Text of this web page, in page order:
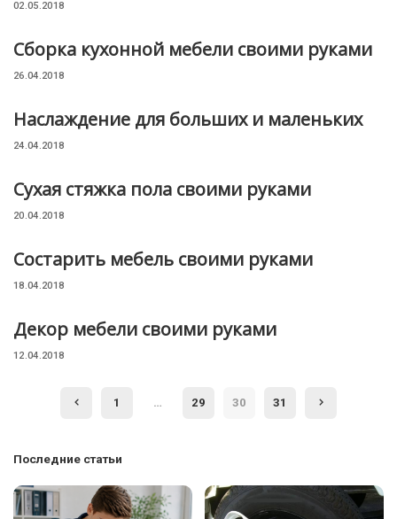
02.05.2018
Cборка кухонной мебели своими руками
26.04.2018
Наслаждение для больших и маленьких
24.04.2018
Сухая стяжка пола своими руками
20.04.2018
Состарить мебель своими руками
18.04.2018
Декор мебели своими руками
12.04.2018
1 … 29 30 31
Последние статьи